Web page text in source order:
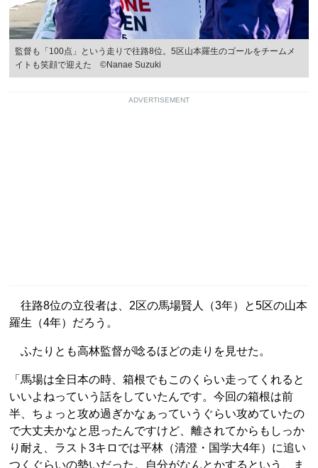
監督も「100点」という走りで往路8位。5区山本羅生のゴールをチームメ
イトも笑顔で迎えた ©Nanae Suzuki
ADVERTISEMENT
往路8位の立役者は、2区の馬場賢人（3年）と5区の山本
羅生（4年）だろう。
ふたりとも高林監督が唸るほどの走りを見せた。
「馬場は全日本の時、箱根でもこのくらい走ってくれると
いいよねっていう話をしていたんです。今回の箱根は前
半、ちょっと攻め過ぎかなぁっていうぐらい攻めていたの
で大丈夫かなと思ったんですけど、離されてからもしっか
り耐え、ラスト3キロでは平林（清澄・国学大4年）に追い
つくぐらいの勢いだった。自分がなんとかするという、ま